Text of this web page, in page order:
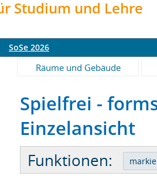
Studium und Lehre
SoSe 2026
Räume und Gebäude
Spielfrei -
Einzelansicht
Funktionen: